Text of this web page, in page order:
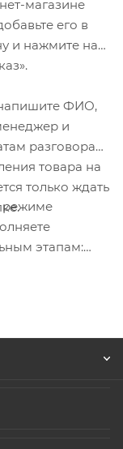
магазине
его в
и нажмите на
ФИО,
и
разговора
товара на
только ждать
режиме
этапам: